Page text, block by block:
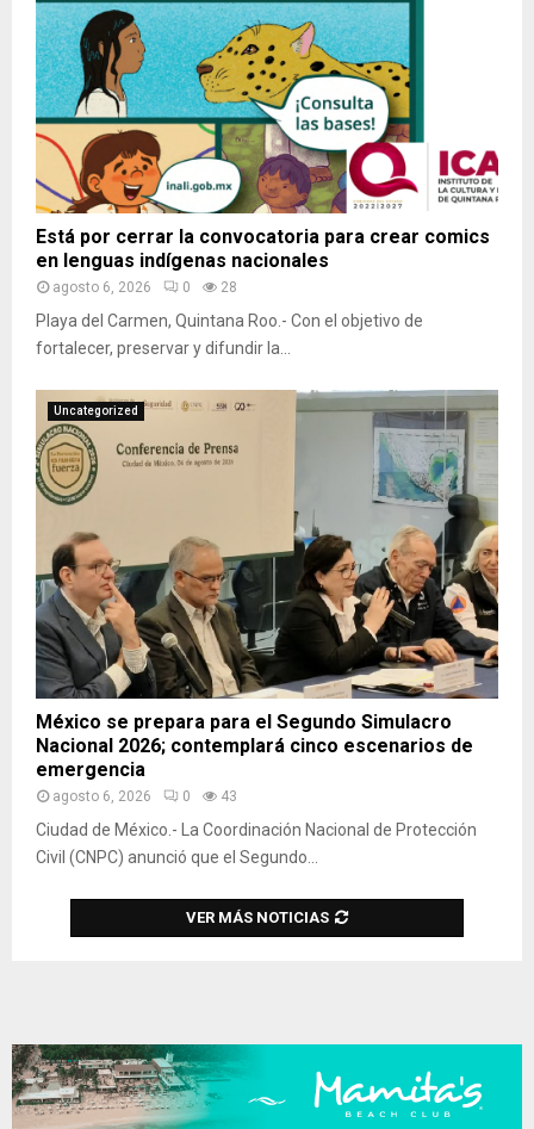
Está por cerrar la convocatoria para crear comics
en lenguas indígenas nacionales
agosto 6, 2026 0 28
Playa del Carmen, Quintana Roo.- Con el objetivo de
fortalecer, preservar y difundir la...
Uncategorized
México se prepara para el Segundo Simulacro
Nacional 2026; contemplará cinco escenarios de
emergencia
agosto 6, 2026 0 43
Ciudad de México.- La Coordinación Nacional de Protección
Civil (CNPC) anunció que el Segundo...
VER MÁS NOTICIAS